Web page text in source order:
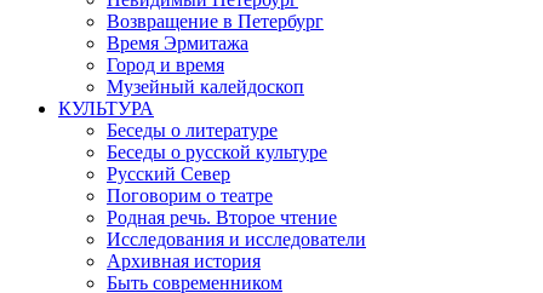
Возвращение в Петербург
Время Эрмитажа
Город и время
Музейный калейдоскоп
КУЛЬТУРА
Беседы о литературе
Беседы о русской культуре
Русский Север
Поговорим о театре
Родная речь. Второе чтение
Исследования и исследователи
Архивная история
Быть современником